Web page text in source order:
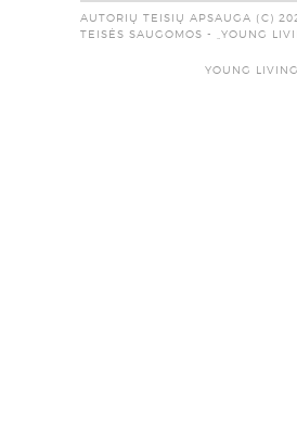
AUTORIŲ TEISIŲ APSAUGA (C)
TEISĖS SAUGOMOS - „YOUNG
YOUNG